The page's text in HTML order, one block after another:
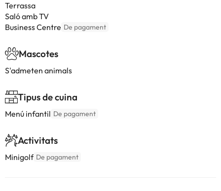
Terrassa
Saló amb TV
Business Centre De pagament
Mascotes
S'admeten animals
Tipus de cuina
Menú infantil De pagament
Activitats
Minigolf De pagament